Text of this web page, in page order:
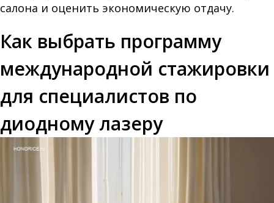
салона и оценить экономическую отдачу.
Как выбрать программу
международной стажировки
для специалистов по
диодному лазеру